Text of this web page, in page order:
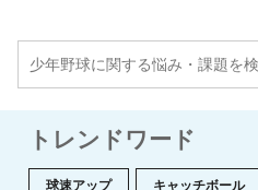
トレンドワード
球速アップ キャッチボール